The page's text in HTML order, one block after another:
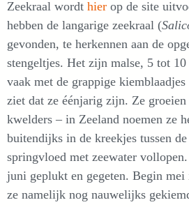
Zeekraal wordt hier op de site
hebben de langarige zeekraal (
gevonden, te herkennen aan de
stengeltjes. Het zijn malse, 5 tot
vaak met de grappige
ziet dat ze éénjarig zijn. Ze groeien
kwelders – in Zeeland noemen ze
buitendijks in de kreekjes tussen
springvloed met zeewater
juni geplukt en gegeten. Begin
ze namelijk nog nauwelijks